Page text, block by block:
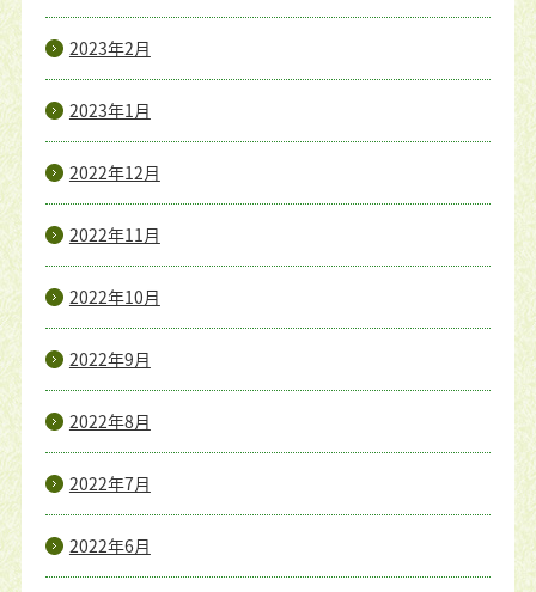
2023年2月
2023年1月
2022年12月
2022年11月
2022年10月
2022年9月
2022年8月
2022年7月
2022年6月